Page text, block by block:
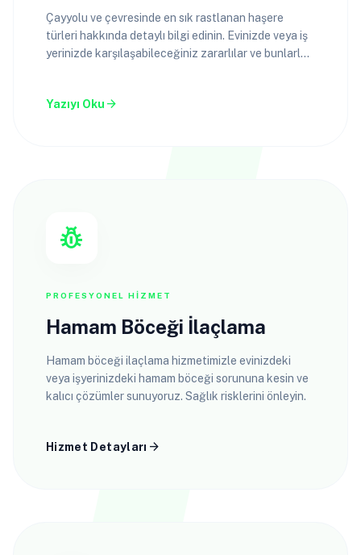
Çayyolu ve çevresinde en sık rastlanan haşere
türleri hakkında detaylı bilgi edinin. Evinizde veya iş
yerinizde karşılaşabileceğiniz zararlılar ve bunlarla
Yazıyı Oku arrow_forward
pest_control
PROFESYONEL HIZMET
Hamam Böceği İlaçlama
Hamam böceği ilaçlama hizmetimizle evinizdeki
veya işyerinizdeki hamam böceği sorununa kesin ve
kalıcı çözümler sunuyoruz. Sağlık risklerini önleyin.
Hizmet Detayları arrow_forward